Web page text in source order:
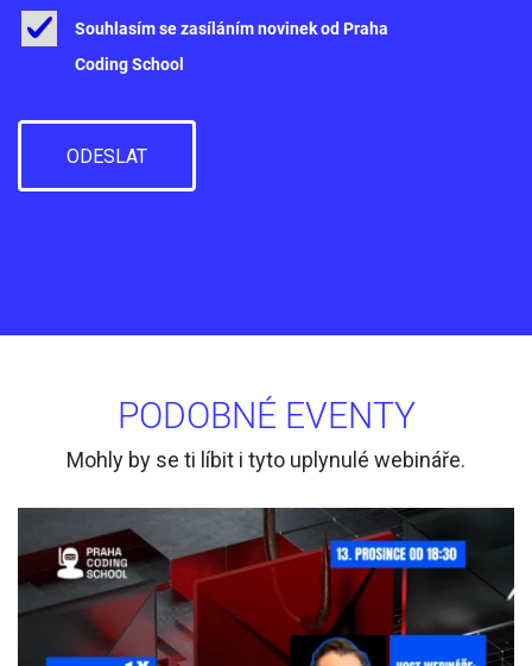
Souhlasím se zasíláním novinek od Praha
Coding School
PODOBNÉ EVENTY
Mohly by se ti líbit i tyto uplynulé webináře.